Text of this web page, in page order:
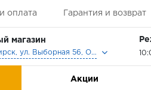
оплата Гарантия и возврат
магазин
г. Новосибирск, ул. Выборная 56, Офис, Выставочный зал
Акции